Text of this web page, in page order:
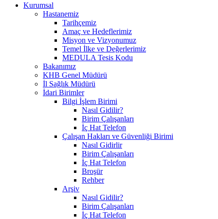
Kurumsal
Hastanemiz
Tarihçemiz
Amaç ve Hedeflerimiz
Misyon ve Vizyonumuz
Temel İlke ve Değerlerimiz
MEDULA Tesis Kodu
Bakanımız
KHB Genel Müdürü
İl Sağlık Müdürü
İdari Birimler
Bilgi İşlem Birimi
Nasıl Gidilir?
Birim Çalışanları
İç Hat Telefon
Çalışan Hakları ve Güvenliği Birimi
Nasıl Gidirlir
Birim Çalışanları
İç Hat Telefon
Broşür
Rehber
Arşiv
Nasıl Gidilir?
Birim Çalışanları
İç Hat Telefon